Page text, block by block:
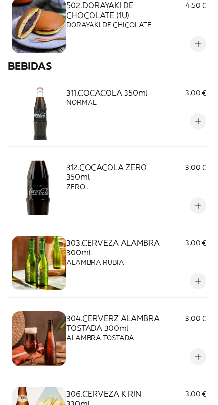
502.DORAYAKI DE
CHOCOLATE (1U)
4,50 €
DORAYAKI DE CHICOLATE
BEBIDAS
311.COCACOLA 350ml
3,00 €
NORMAL
312.COCACOLA ZERO
350ml
3,00 €
ZERO .
303.CERVEZA ALAMBRA
300ml
3,00 €
ALAMBRA RUBIA
304.CERVERZ ALAMBRA
TOSTADA 300ml
3,00 €
ALAMBRA TOSTADA
306.CERVEZA KIRIN
3,00 €